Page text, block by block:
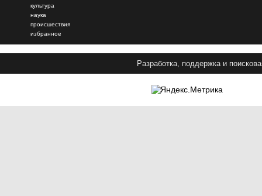
культура
наука
происшествия
избранное
Разработка, поддержка и